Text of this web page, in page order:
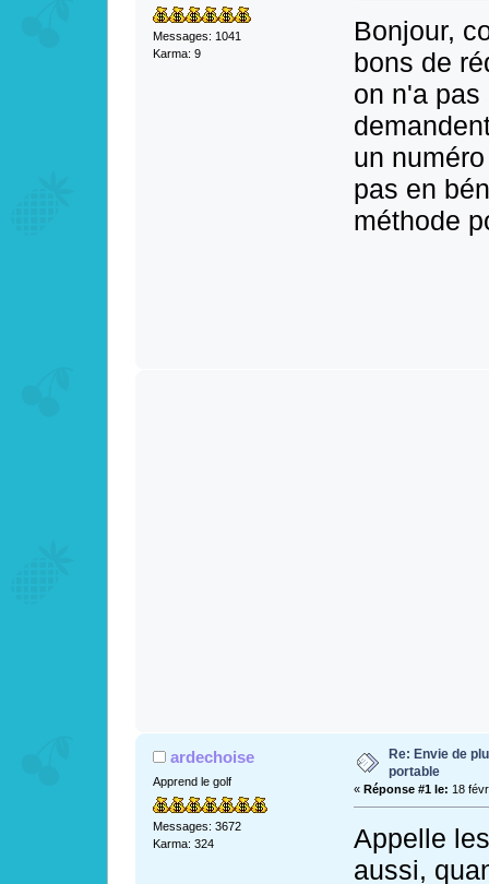
Messages: 1041
Karma: 9
Bonjour,
bons de
on n'a
un
pas en
méthode
ardechoise
Apprend le golf
Messages: 3672
Karma: 324
Re: Envie de
portable
« Réponse #1 le: 18
Appelle
aussi,